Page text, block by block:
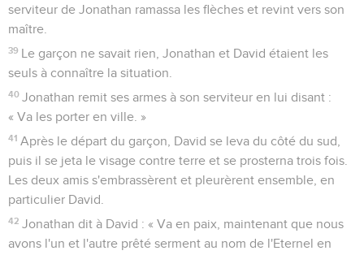
serviteur de Jonathan ramassa les flèches et revint vers son
maître.
39 Le garçon ne savait rien, Jonathan et David étaient les
seuls à connaître la situation.
40 Jonathan remit ses armes à son serviteur en lui disant :
« Va les porter en ville. »
41 Après le départ du garçon, David se leva du côté du sud,
puis il se jeta le visage contre terre et se prosterna trois fois.
Les deux amis s'embrassèrent et pleurèrent ensemble, en
particulier David.
42 Jonathan dit à David : « Va en paix, maintenant que nous
avons l'un et l'autre prêté serment au nom de l'Eternel en